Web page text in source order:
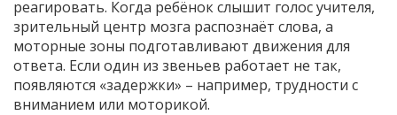
реагировать. Когда ребёнок слышит голос учителя,
зрительный центр мозга распознаёт слова, а
моторные зоны подготавливают движения для
ответа. Если один из звеньев работает не так,
появляются «задержки» – например, трудности с
вниманием или моторикой.